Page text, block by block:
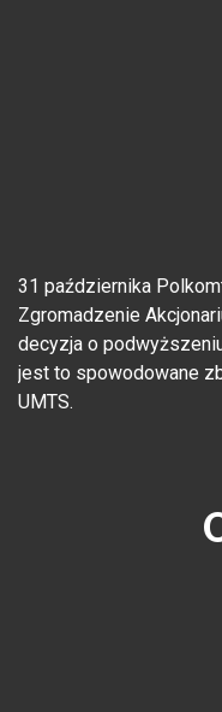
31 października
Zgromadzenie
decyzja o
jest to spowodowane
UMTS.